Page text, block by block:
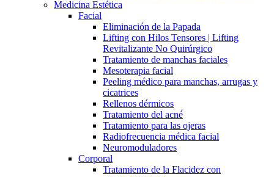
Medicina Estética
Facial
Eliminación de la Papada
Lifting con Hilos Tensores | Lifting
Revitalizante No Quirúrgico
Tratamiento de manchas faciales
Mesoterapia facial
Peeling médico para manchas, arrugas y
cicatrices
Rellenos dérmicos
Tratamiento del acné
Tratamiento para las ojeras
Radiofrecuencia médica facial
Neuromoduladores
Corporal
Tratamiento de la Flacidez con